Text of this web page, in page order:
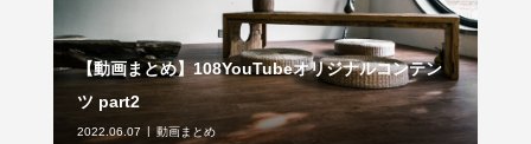
【動画まとめ】108YouTubeオリジナルコンテン
ツ part2
2022.06.07 動画まとめ